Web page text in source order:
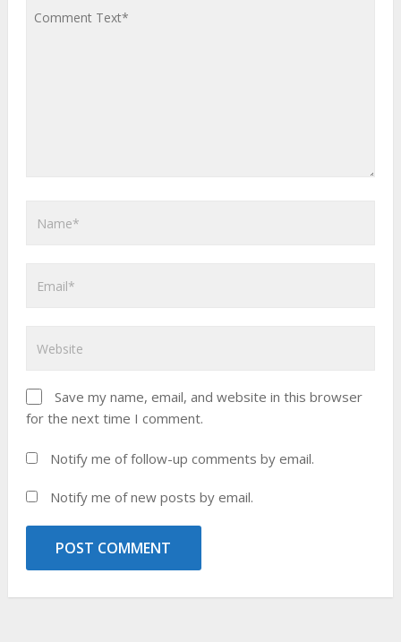
Save my name, email, and website in this browser
for the next time I comment.
Notify me of follow-up comments by email.
Notify me of new posts by email.